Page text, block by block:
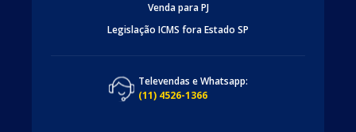
Venda para PJ
Legislação ICMS fora Estado SP
Televendas e Whatsapp:
(11) 4526-1366